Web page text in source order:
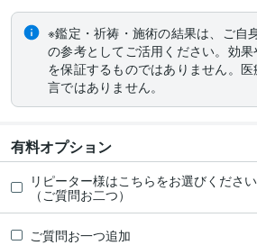
※鑑定・祈祷・施術の結果は、ご自
の参考としてご活用ください。効
を保証するものではありません。
言ではありません。
有料オプション
リピーター様はこちらをお選びください
（ご質問お二つ）
ご質問お一つ追加